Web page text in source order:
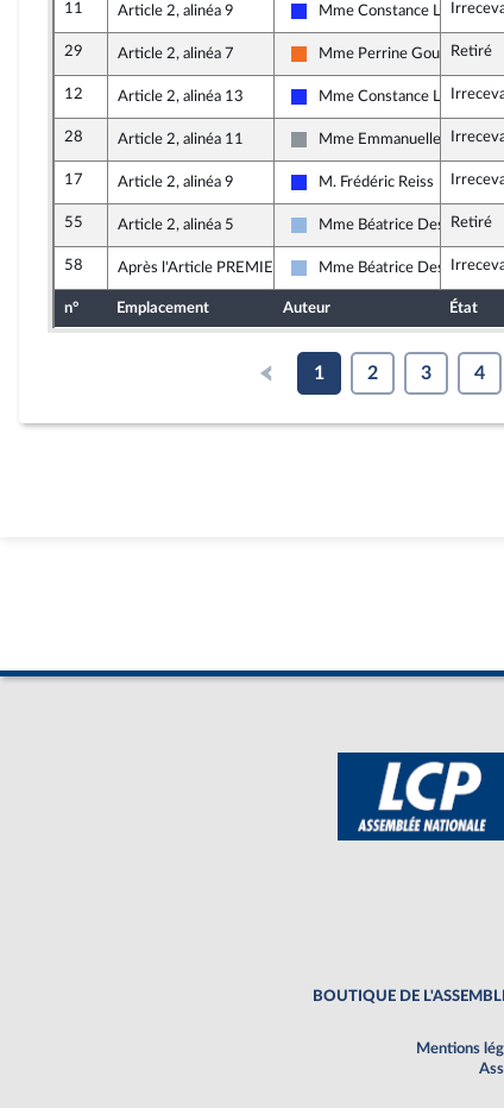
11 Article 2, alinéa 9
Les Républicains
Mme Constance Le Grip
29 Article 2, alinéa 7
Mouvement Démocrate
Mme Perrine GouletRetiré
12 Article 2, alinéa 13
Les Républicains
Mme Constance Le Grip
28 Article 2, alinéa 11
Non inscrit
Mme Emmanuelle Ménard
17 Article 2, alinéa 9
Les Républicains
M. Frédéric Reiss
55 Article 2, alinéa 5
UDI et Indépendants
Mme Béatrice Descamps
Retiré
58 Après l'Article PREMIER
UDI et Indépendants
Mme Béatrice Descamps
n° Emplacement Auteur État
1 2 3 4
BOUTIQUE DE
Mentions